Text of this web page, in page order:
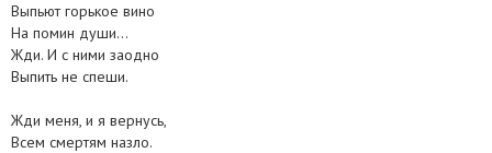
Выпьют горькое вино
На помин души...
Жди. И с ними заодно
Выпить не спеши.
Жди меня, и я вернусь,
Всем смертям назло.